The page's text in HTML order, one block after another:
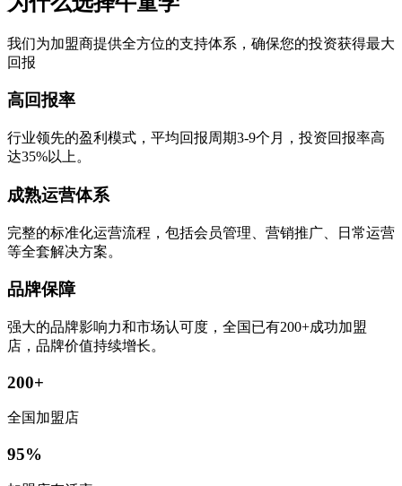
我们为加盟商提供全方位的支持体系，确保您的投资获得最大
回报
高回报率
行业领先的盈利模式，平均回报周期3-9个月，投资回报率高
达35%以上。
成熟运营体系
完整的标准化运营流程，包括会员管理、营销推广、日常运营
等全套解决方案。
品牌保障
强大的品牌影响力和市场认可度，全国已有200+成功加盟
店，品牌价值持续增长。
200+
全国加盟店
95%